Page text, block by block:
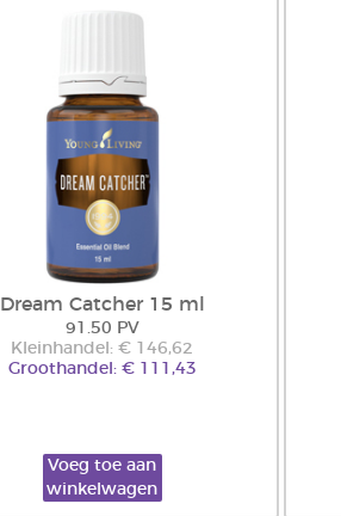
Dream Catcher 15 ml
91.50 PV
Kleinhandel: € 146,62
Groothandel: € 111,43
Voeg toe aan
winkelwagen